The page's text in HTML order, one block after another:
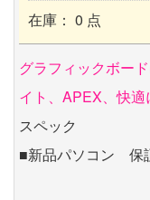
在庫： 0 点
グラフィックボー
イト、APEX、快適
スペック
■新品パソコン 保